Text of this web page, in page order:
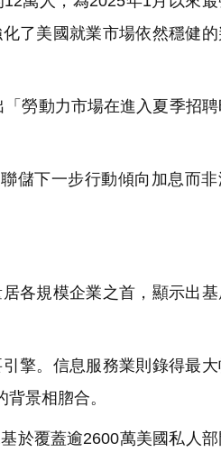
了美國就業市場依然穩健的
勞動力市場在進入夏季招聘
儲下一步行動傾向加息而非
各規模企業之首，顯示出基
擎。信息服務業則錄得最大
景相脗合。
於覆蓋逾2600萬美國私人部